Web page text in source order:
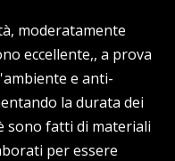
moderatamente
eccellente,, a prova
e anti-
la durata dei
sono fatti di materiali
per essere